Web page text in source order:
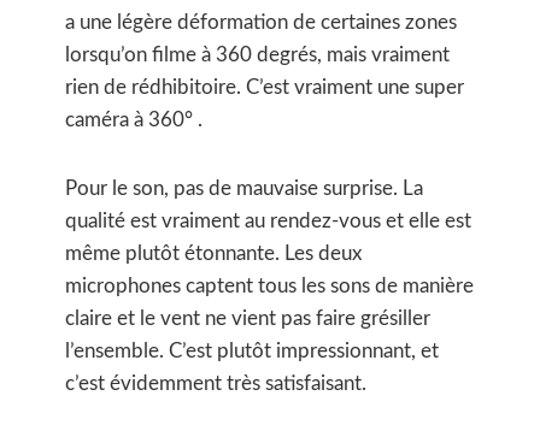
a une légère déformation de certaines zones
lorsqu’on filme à 360 degrés, mais vraiment
rien de rédhibitoire. C’est vraiment une super
caméra à 360° .
Pour le son, pas de mauvaise surprise. La
qualité est vraiment au rendez-vous et elle est
même plutôt étonnante. Les deux
microphones captent tous les sons de manière
claire et le vent ne vient pas faire grésiller
l’ensemble. C’est plutôt impressionnant, et
c’est évidemment très satisfaisant.